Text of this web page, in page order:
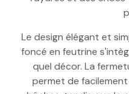
Le design élégant et
foncé en feutrine
quel décor. La
permet de